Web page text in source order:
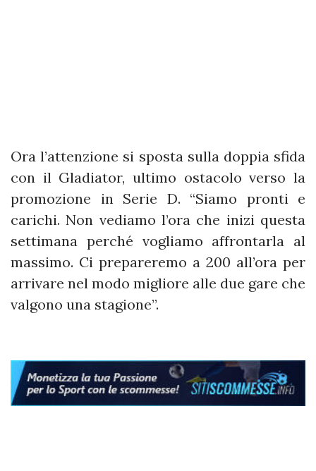
Ora l’attenzione si sposta sulla doppia sfida
con il Gladiator, ultimo ostacolo verso la
promozione in Serie D. “Siamo pronti e
carichi. Non vediamo l’ora che inizi questa
settimana perché vogliamo affrontarla al
massimo. Ci prepareremo a 200 all’ora per
arrivare nel modo migliore alle due gare che
valgono una stagione”.